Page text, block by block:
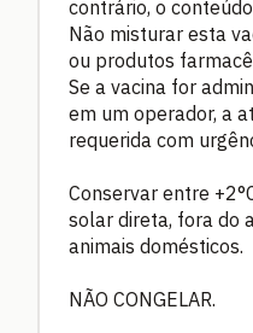
contrário, o
Não misturar esta
ou produtos
Se a vacina for
em um operador, a
requerida com
Conservar entre
solar direta, fora do
animais domésticos.
NÃO CONGELAR.